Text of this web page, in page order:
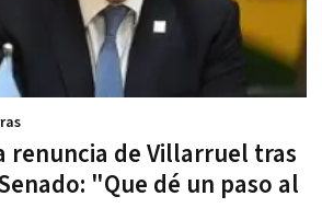
renuncia de Villarruel tras
"Que dé un paso al